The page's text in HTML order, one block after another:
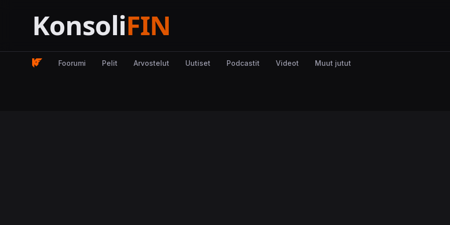
Foorumi Pelit Arvostelut Uutiset Podcastit Videot Muut jutut